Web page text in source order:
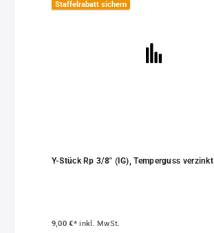
Staffelrabatt sichern
Y-Stück Rp 3/8" (IG), Temperguss verzinkt
9,00 €*inkl. MwSt.